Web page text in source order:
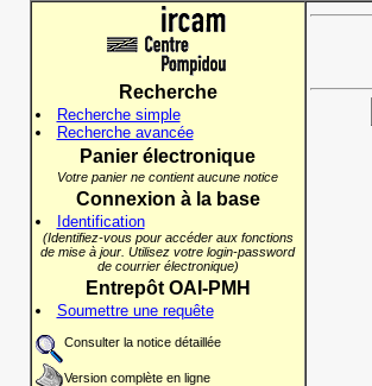
Recherche
Recherche simple
Recherche avancée
Panier électronique
Votre panier ne contient aucune notice
Connexion à la base
Identification
(Identifiez-vous pour accéder aux fonctions
de mise à jour. Utilisez votre login-password
de courrier électronique)
Entrepôt OAI-PMH
Soumettre une requête
Consulter la notice détaillée
Version complète en ligne